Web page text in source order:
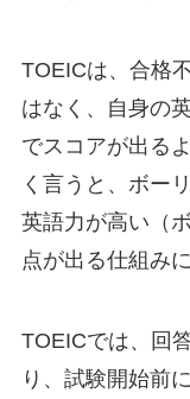
TOEICは、合格
はなく、自身の
でスコアが出る
く言うと、ボー
英語力が高い（
点が出る仕組み
TOEICでは、回
り、試験開始前